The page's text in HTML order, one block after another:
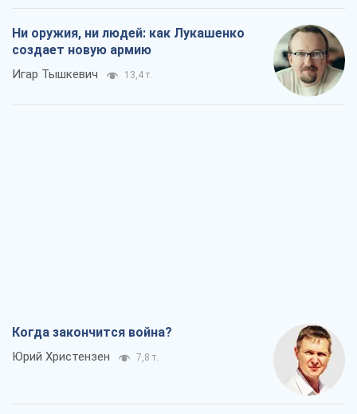
Ни оружия, ни людей: как Лукашенко
создает новую армию
Игар Тышкевич 13,4 т.
Когда закончится война?
Юрий Христензен 7,8 т.